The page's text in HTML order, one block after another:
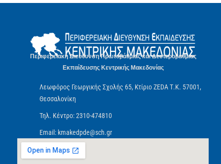
Περιφερειακή Διεύθυνση Πρωτοβάθμιας και Δευτεροβάθμιας
Εκπαίδευσης Κεντρικής Μακεδονίας
Λεωφόρος Γεωργικής Σχολής 65, Κτίριο ZEDA Τ.Κ. 57001,
Θεσσαλονίκη
Τηλ. Κέντρο: 2310-474810
Email: kmakedpde@sch.gr